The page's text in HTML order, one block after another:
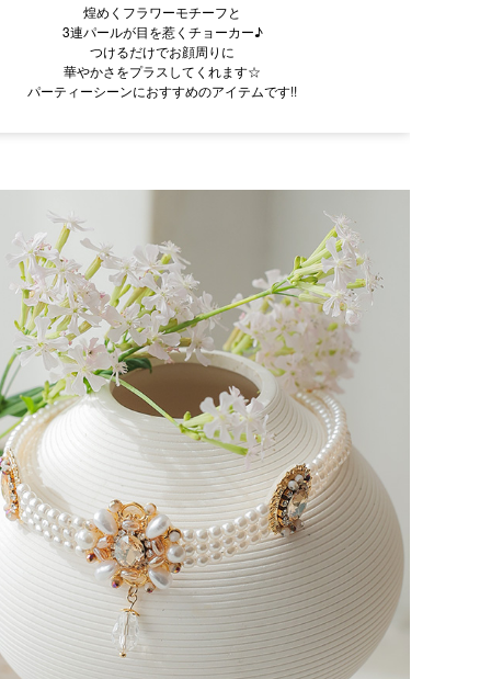
煌めくフラワーモチーフと
3連パールが目を惹くチョーカー♪
つけるだけでお顔周りに
華やかさをプラスしてくれます☆
パーティーシーンにおすすめのアイテムです!!